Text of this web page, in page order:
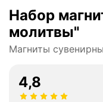
Набор
молитвы"
Магниты
4,8